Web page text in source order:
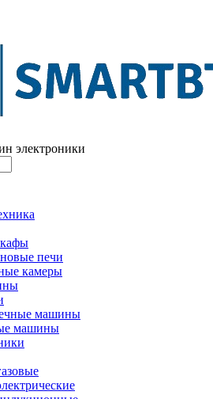
электроники
печи
камеры
машины
машины